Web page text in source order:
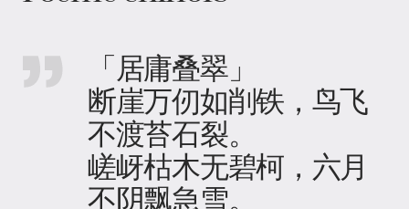
「居庸叠翠」
断崖万仞如削铁，鸟飞
不渡苔石裂。
嵯岈枯木无碧柯，六月
不阴飘急雪。